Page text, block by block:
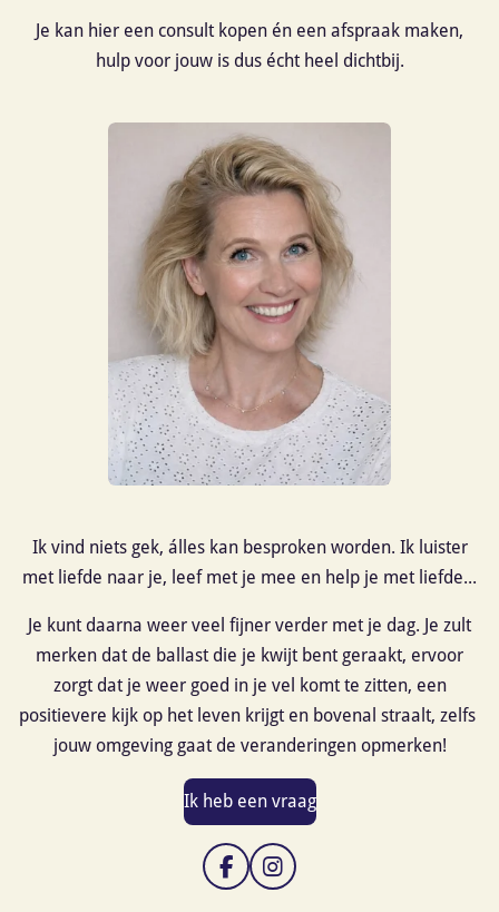
Je kan hier een consult kopen én een afspraak maken,
hulp voor jouw is dus écht heel dichtbij.
Ik vind niets gek, álles kan besproken worden. Ik luister
met liefde naar je, leef met je mee en help je met liefde...
Je kunt daarna weer veel fijner verder met je dag. Je zult
merken dat de ballast die je kwijt bent geraakt, ervoor
zorgt dat je weer goed in je vel komt te zitten, een
positievere kijk op het leven krijgt en bovenal straalt, zelfs
jouw omgeving gaat de veranderingen opmerken!
Ik heb een vraag
F
a
I
n